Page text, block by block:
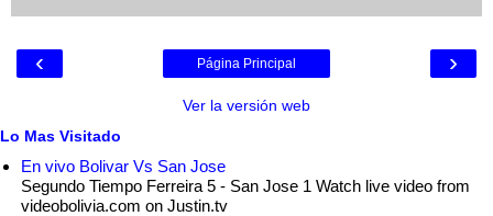
‹ ›
Página Principal
Ver la versión web
Lo Mas Visitado
En vivo Bolivar Vs San Jose
Segundo Tiempo Ferreira 5 - San Jose 1 Watch live video from
videobolivia.com on Justin.tv